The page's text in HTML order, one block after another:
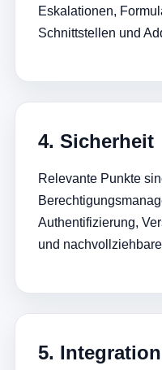
Eskalationen,
Schnittstellen und
4. Sicherheit
Relevante Punkte
Authentifizierung,
und
5.